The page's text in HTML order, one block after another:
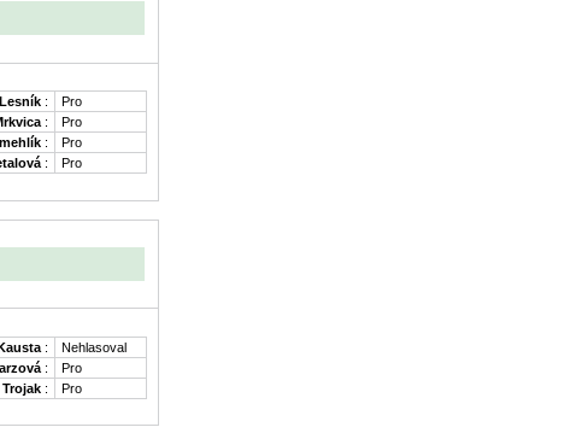
Lesník :
Pro
:
Pro
:
Pro
: Pro
Kausta :
Nehlasoval
:
Pro
Trojak : Pro